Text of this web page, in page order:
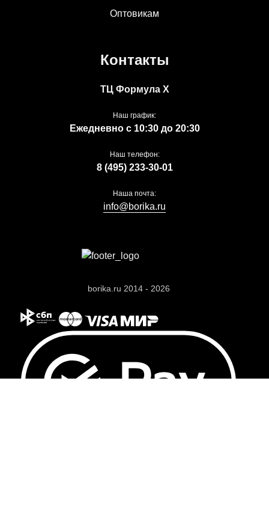
borika.ru 2014 - 2026
Оптовикам
Контакты
ТЦ Формула Х
Наш график:
Ежедневно с 10:30 до 20:30
Наш телефон:
8 (495) 233-30-01
Наша почта:
info@borika.ru